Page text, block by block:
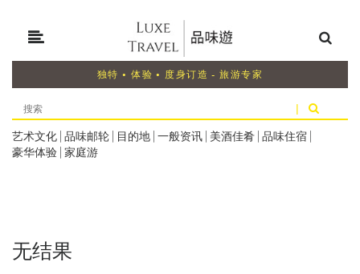
独特 • 体验 • 度身订造 - 旅游专家
|
艺术文化 | 品味邮轮 | 目的地 | 一般资讯 | 美酒佳肴 | 品味住宿 |
豪华体验 | 家庭游
无结果